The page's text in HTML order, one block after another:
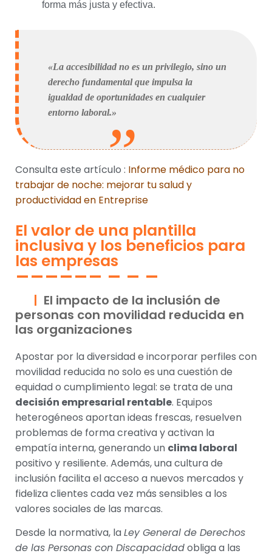
forma más justa y efectiva.
«La accesibilidad no es un privilegio, sino un
derecho fundamental que impulsa la
igualdad de oportunidades en cualquier
entorno laboral.»
Consulta este artículo : Informe médico para no
trabajar de noche: mejorar tu salud y
productividad en Entreprise
El valor de una plantilla
inclusiva y los beneficios para
las empresas
El impacto de la inclusión de
personas con movilidad reducida en
las organizaciones
Apostar por la diversidad e incorporar perfiles con
movilidad reducida no solo es una cuestión de
equidad o cumplimiento legal: se trata de una
decisión empresarial rentable. Equipos
heterogéneos aportan ideas frescas, resuelven
problemas de forma creativa y activan la
empatía interna, generando un clima laboral
positivo y resiliente. Además, una cultura de
inclusión facilita el acceso a nuevos mercados y
fideliza clientes cada vez más sensibles a los
valores sociales de las marcas.
Desde la normativa, laLey General de Derechos
de las Personas con Discapacidadobliga a las